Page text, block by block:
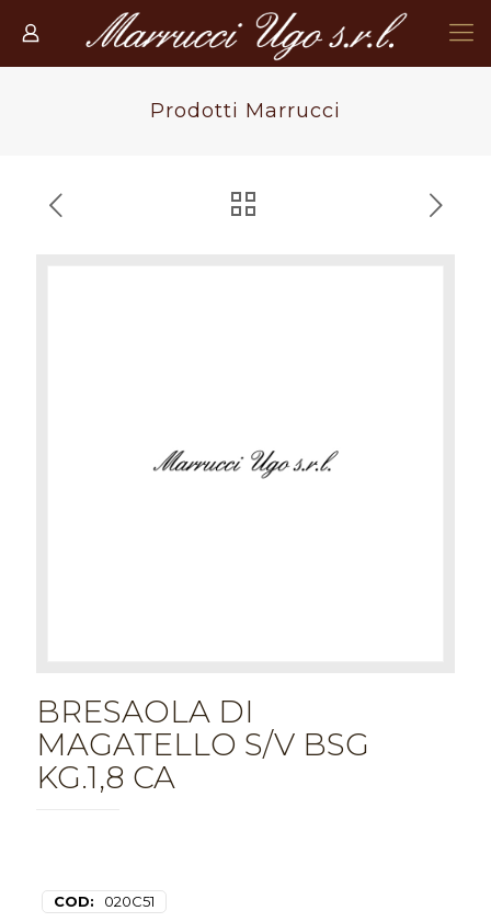
Prodotti Marrucci
BRESAOLA DI
MAGATELLO S/V BSG
KG.1,8 CA
COD: 020C51